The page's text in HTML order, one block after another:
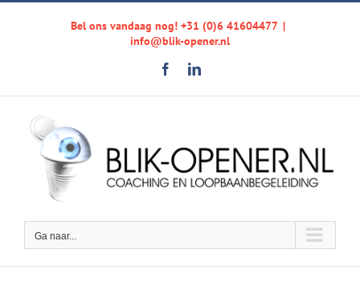
Bel ons vandaag nog! +31 (0)6 41604477 |
info@blik-opener.nl
FacebookLinkedIn
Ga naar...